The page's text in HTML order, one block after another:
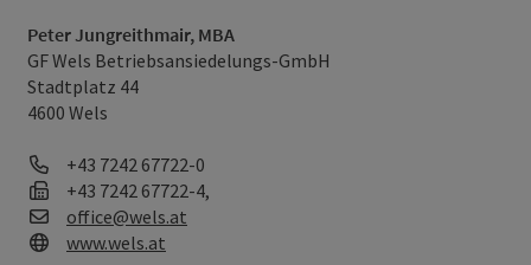
Peter Jungreithmair, MBA
GF Wels Betriebsansiedelungs-GmbH
Stadtplatz 44
4600 Wels
Telefon
+43 7242 67722-0
Fax
+43 7242 67722-4,
E-Mail
office@wels.at
Web
www.wels.at